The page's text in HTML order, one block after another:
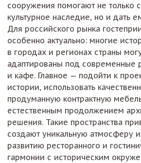
сооружения помогают не только
культурное наследие, но и дать
Для российского рынка
особенно актуально: многие
в городах и регионах страны
адаптированы под современные
и кафе. Главное — подойти к
истории, использовать
продуманную контрактную
естественным продолжением
решения. Такие пространства
создают уникальную атмосферу
развитию ресторанного и
гармонии с историческим